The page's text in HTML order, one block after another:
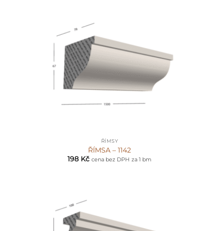
ŘÍMSY
ŘÍMSA – 1142
198 Kč cena bez DPH za 1 bm